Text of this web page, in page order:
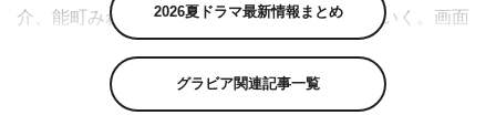
介、能町みね子とゲストが4分割の画面で見ていく。画面
し、“一人暮らしあるある”などを紹介する。
2026夏ドラマ最新情報まとめ
グラビア関連記事一覧